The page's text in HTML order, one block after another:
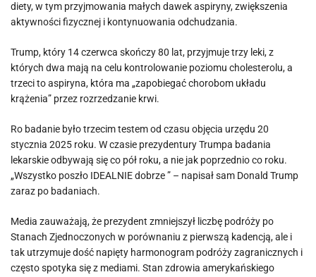
diety, w tym przyjmowania małych dawek aspiryny, zwiększenia
aktywności fizycznej i kontynuowania odchudzania.
Trump, który 14 czerwca skończy 80 lat, przyjmuje trzy leki, z
których dwa mają na celu kontrolowanie poziomu cholesterolu, a
trzeci to aspiryna, która ma „zapobiegać chorobom układu
krążenia” przez rozrzedzanie krwi.
Ro badanie było trzecim testem od czasu objęcia urzędu 20
stycznia 2025 roku. W czasie prezydentury Trumpa badania
lekarskie odbywają się co pół roku, a nie jak poprzednio co roku.
„Wszystko poszło IDEALNIE dobrze ” – napisał sam Donald Trump
zaraz po badaniach.
Media zauważają, że prezydent zmniejszył liczbę podróży po
Stanach Zjednoczonych w porównaniu z pierwszą kadencją, ale i
tak utrzymuje dość napięty harmonogram podróży zagranicznych i
często spotyka się z mediami. Stan zdrowia amerykańskiego